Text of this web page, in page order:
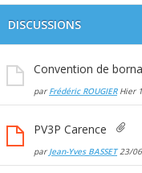
DISCUSSIONS
Convention de
par Frédéric ROUGIERHier
PV3P Carence
par Jean-Yves BASSET23/